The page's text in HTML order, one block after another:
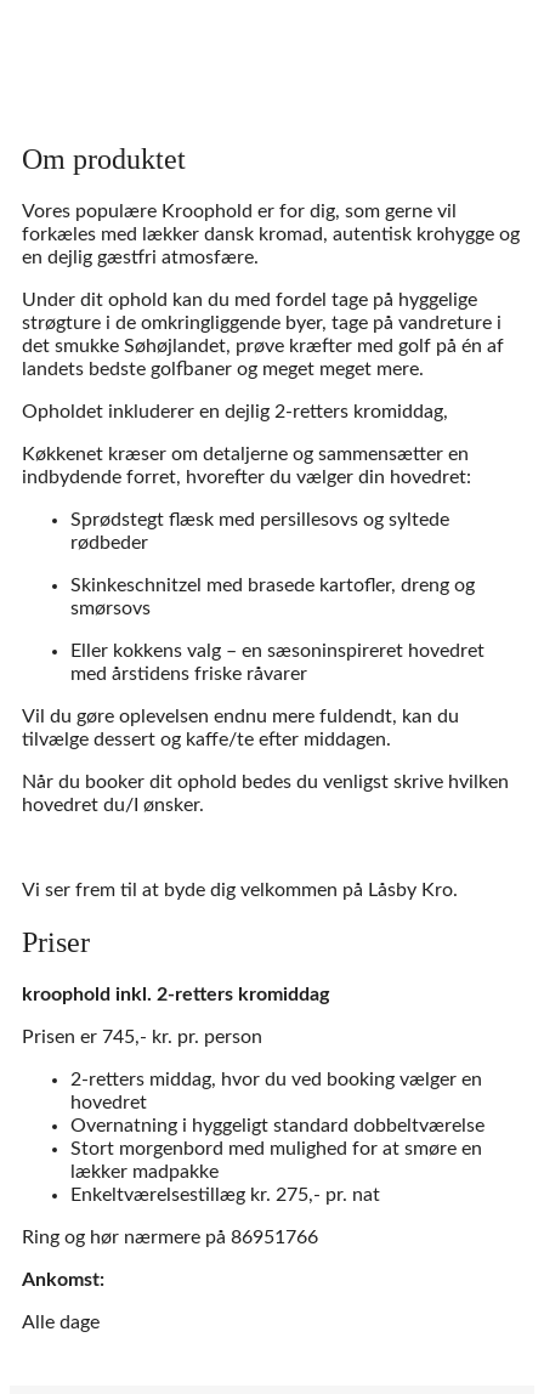
Om produktet
Vores populære Kroophold er for dig, som gerne vil
forkæles med lækker dansk kromad, autentisk krohygge og
en dejlig gæstfri atmosfære.
Under dit ophold kan du med fordel tage på hyggelige
strøgture i de omkringliggende byer, tage på vandreture i
det smukke Søhøjlandet, prøve kræfter med golf på én af
landets bedste golfbaner og meget meget mere.
Opholdet inkluderer en dejlig 2-retters kromiddag,
Køkkenet kræser om detaljerne og sammensætter en
indbydende forret, hvorefter du vælger din hovedret:
Sprødstegt flæsk med persillesovs og syltede
rødbeder
Skinkeschnitzel med brasede kartofler, dreng og
smørsovs
Eller kokkens valg – en sæsoninspireret hovedret
med årstidens friske råvarer
Vil du gøre oplevelsen endnu mere fuldendt, kan du
tilvælge dessert og kaffe/te efter middagen.
Når du booker dit ophold bedes du venligst skrive hvilken
hovedret du/I ønsker.
Vi ser frem til at byde dig velkommen på Låsby Kro.
Priser
kroophold inkl. 2-retters kromiddag
Prisen er 745,- kr. pr. person
2-retters middag, hvor du ved booking vælger en
hovedret
Overnatning i hyggeligt standard dobbeltværelse
Stort morgenbord med mulighed for at smøre en
lækker madpakke
Enkeltværelsestillæg kr. 275,- pr. nat
Ring og hør nærmere på 86951766
Ankomst:
Alle dage